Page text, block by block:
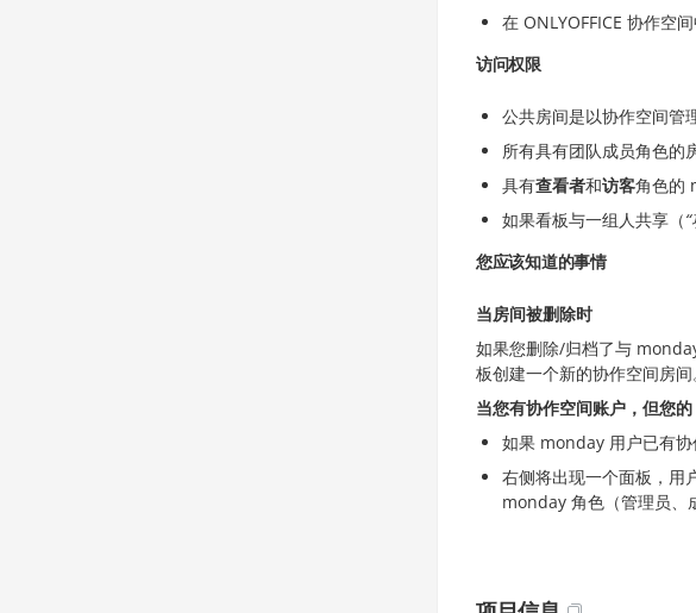
在 ONLYOFFICE 协作空
访问权限
公共房间是以协作空间管
所有具有团队成员角色的
具有查看者和访客角色的
如果看板与一组人共享（
您应该知道的事情
当房间被删除时
如果您删除/归档了与
板创建一个新的协作空间房间
当您有协作空间账户，但您
如果 monday 用户已有协
右侧将出现一个面板，用
monday 角色（管理员、